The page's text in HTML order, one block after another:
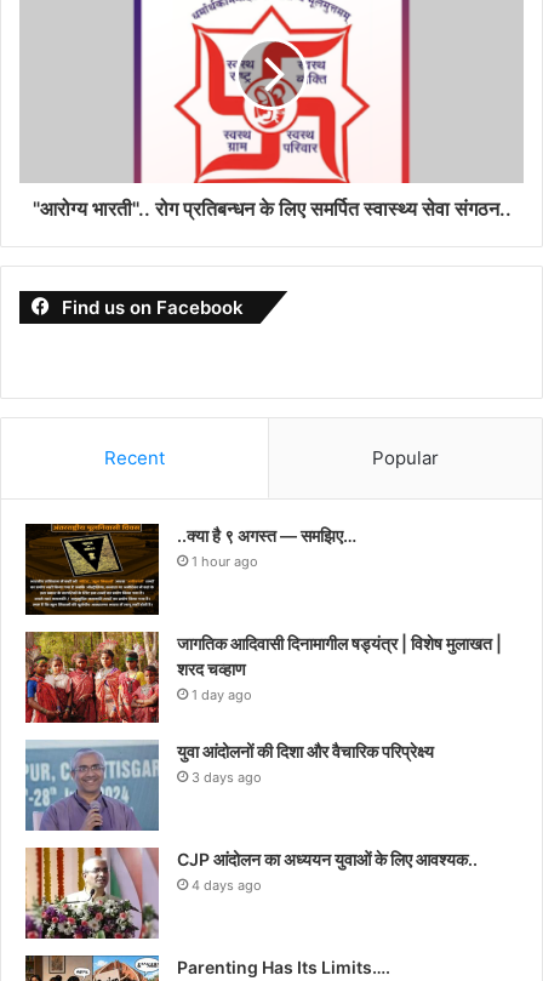
"आरोग्य भारती".. रोग प्रतिबन्धन के लिए समर्पित स्वास्थ्य सेवा संगठन..
Find us on Facebook
Recent Popular
..क्या है ९ अगस्त — समझिए…
1 hour ago
जागतिक आदिवासी दिनामागील षड्यंत्र | विशेष मुलाखत |
शरद चव्हाण
1 day ago
युवा आंदोलनों की दिशा और वैचारिक परिप्रेक्ष्य
3 days ago
CJP आंदोलन का अध्ययन युवाओं के लिए आवश्यक..
4 days ago
Parenting Has Its Limits….